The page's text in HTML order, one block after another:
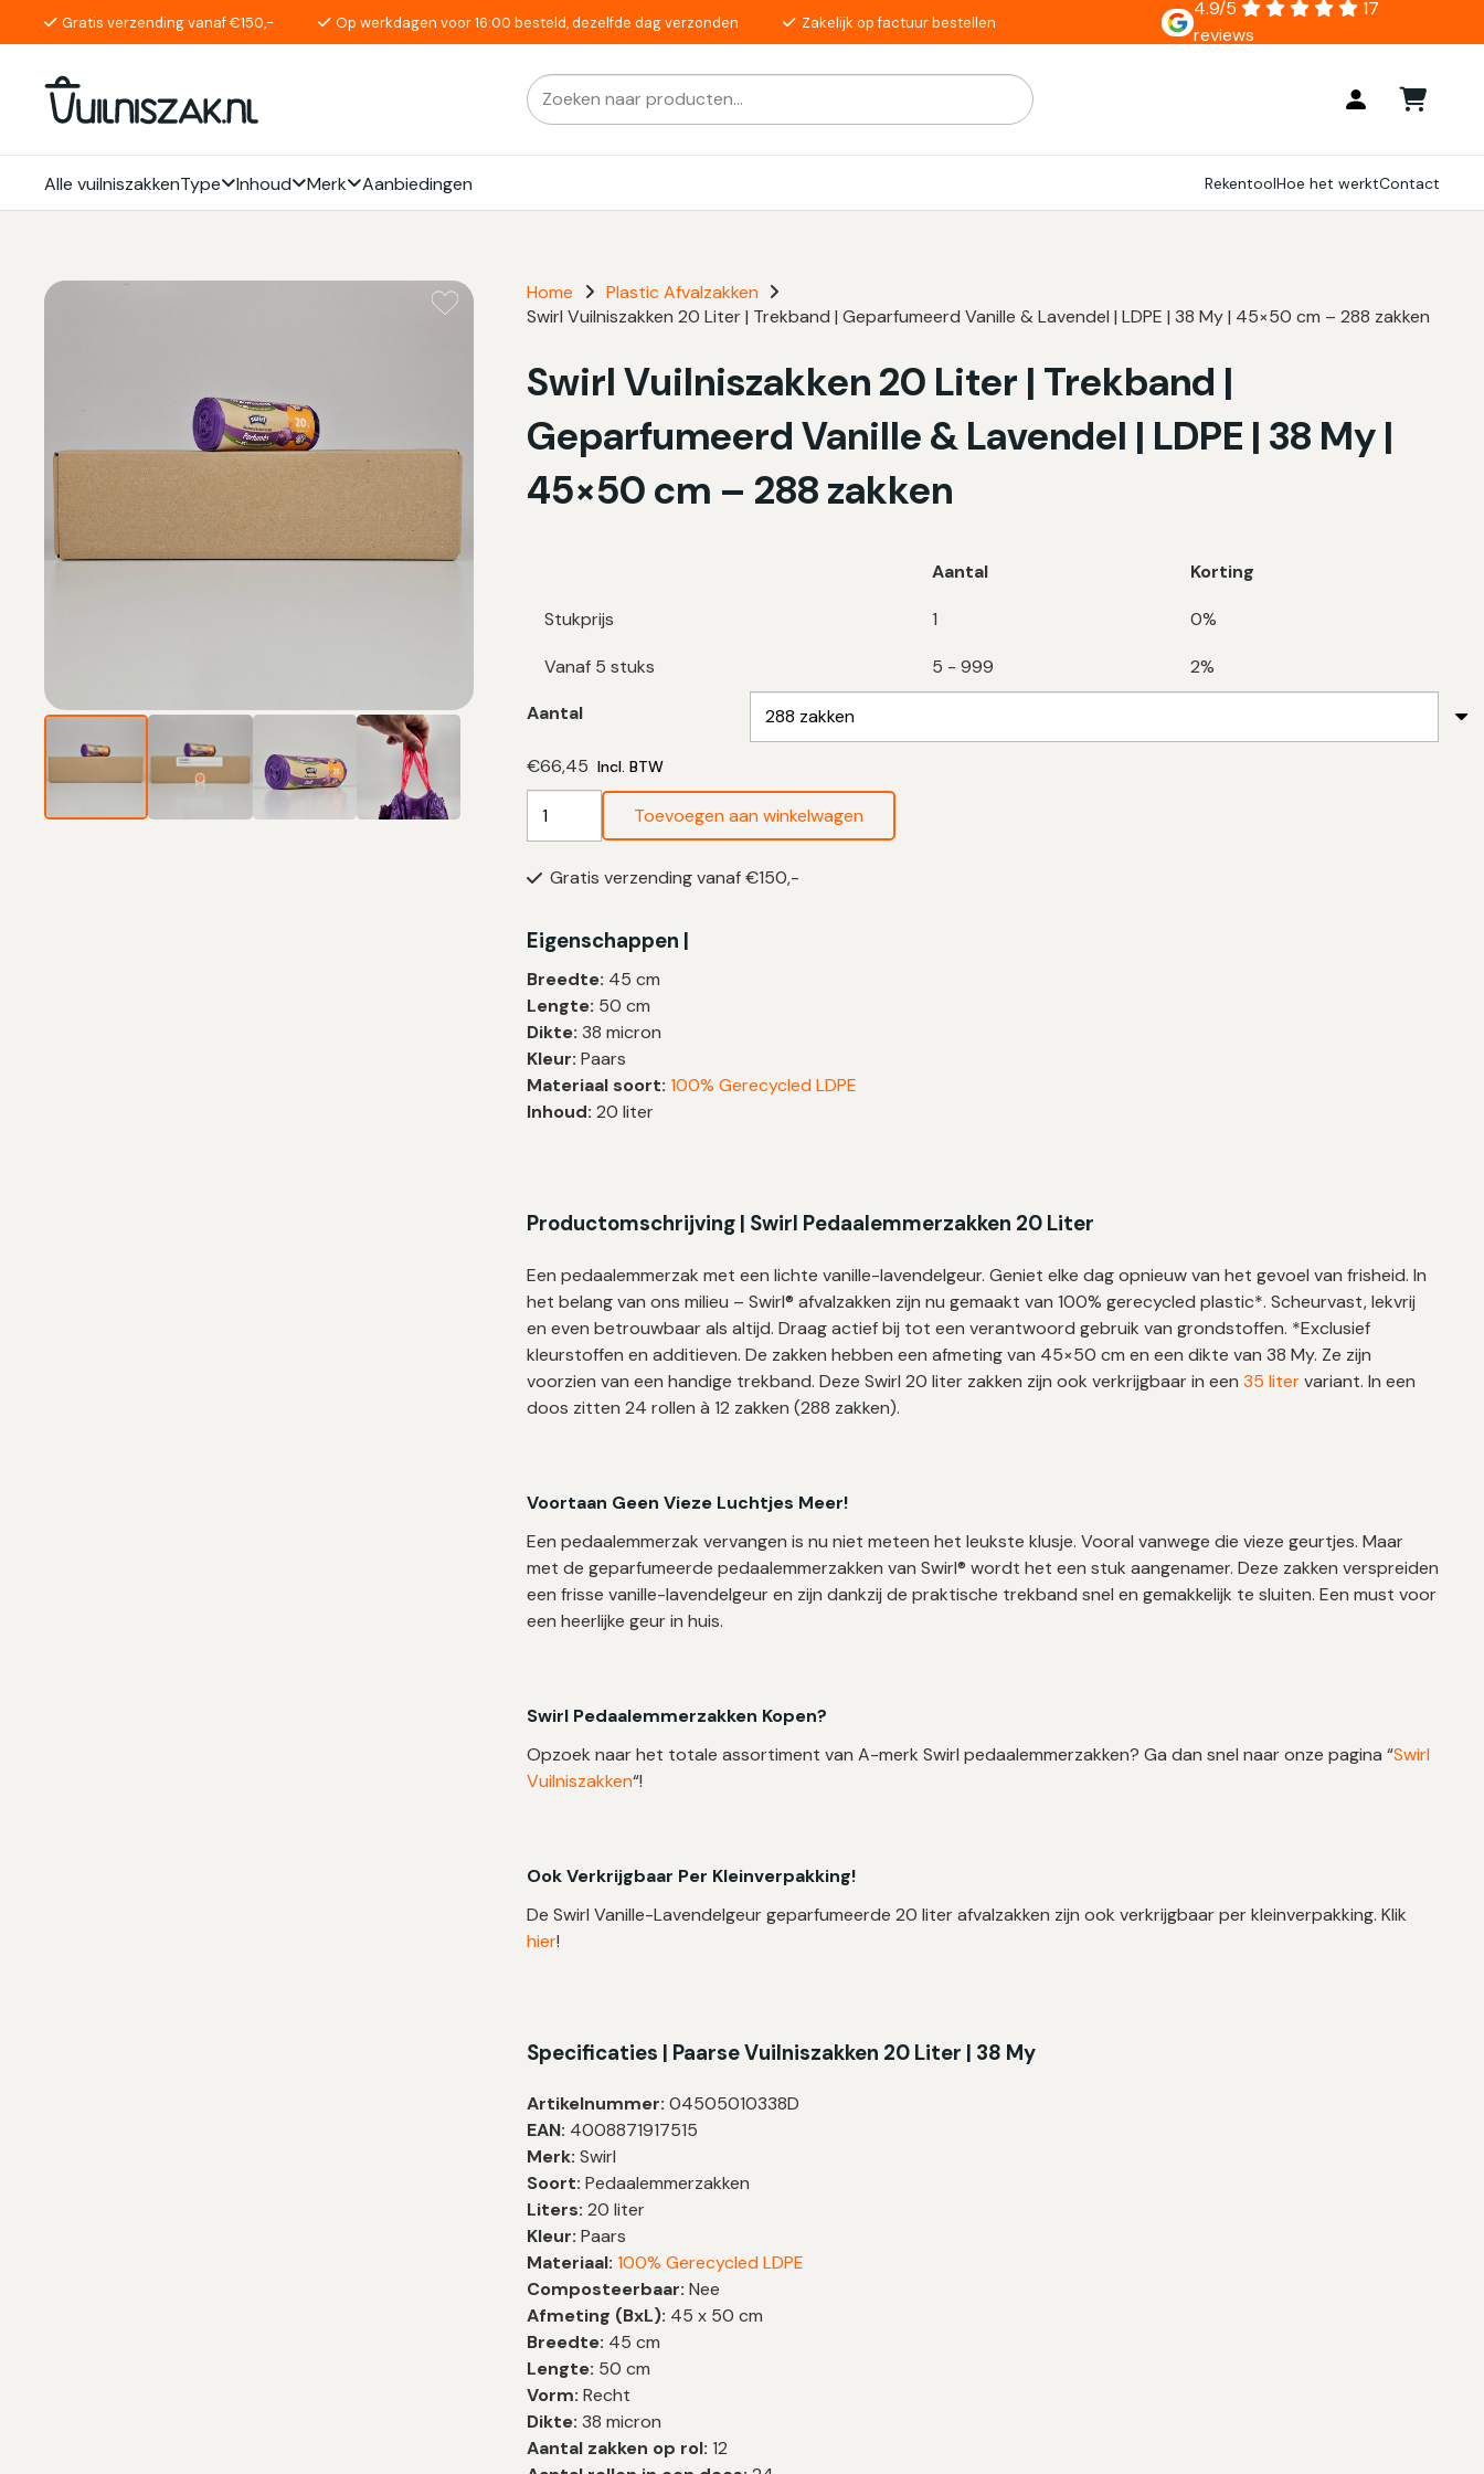
Gratis verzending vanaf €150,- Op werkdagen voor 16:00 besteld, dezelfde dag verzonden Zakelijk op factuur bestellen
4.9/5
17
reviews
Zoeken
naar:
Als de resultaten voor automatisch aanvullen beschikbaar zijn, gebruik de pijlen om omhoog en omlaag te gaan
Alle vuilniszakkenType Inhoud Merk Aanbiedingen RekentoolHoe het werktContact
Home
Plastic Afvalzakken
Swirl Vuilniszakken 20 Liter | Trekband | Geparfumeerd Vanille & Lavendel | LDPE | 38 My | 45×50 cm – 288 zakken
Swirl Vuilniszakken 20 Liter | Trekband |
Geparfumeerd Vanille & Lavendel | LDPE | 38 My |
45×50 cm – 288 zakken
Aantal Korting
Stukprijs 1 0%
Vanaf 5 stuks 5 - 999
2%
Aantal
€66,45 Incl. BTW
Vuilniszakken
Liter
Trekband
Geparfumeerd
Vanille
&
Lavendel
|
LDPE
|
cm
–
288
zakken
aantal
Toevoegen aan winkelwagen
Gratis verzending vanaf €150,-
Eigenschappen |
Breedte: 45 cm
Lengte: 50 cm
Dikte: 38 micron
Kleur: Paars
Materiaal soort: 100% Gerecycled LDPE
Inhoud: 20 liter
Productomschrijving | Swirl Pedaalemmerzakken 20 Liter
Een pedaalemmerzak met een lichte vanille-lavendelgeur.Geniet elke dag opnieuw van het gevoel van frisheid. In
het belang van ons milieu – Swirl® afvalzakken zijn nu gemaakt van 100% gerecycled plastic*. Scheurvast, lekvrij
en even betrouwbaar als altijd. Draag actief bij tot een verantwoord gebruik van grondstoffen. *Exclusief
kleurstoffen en additieven. De zakken hebben een afmeting van 45×50 cm en een dikte van 38 My. Ze zijn
voorzien van een handige trekband. Deze Swirl 20 liter zakken zijn ook verkrijgbaar in een35 litervariant. In een
doos zitten 24 rollen à 12 zakken (288 zakken).
Voortaan Geen Vieze Luchtjes Meer!
Een pedaalemmerzak vervangen is nu niet meteen het leukste klusje. Vooral vanwege die vieze geurtjes. Maar
met de geparfumeerde pedaalemmerzakken van Swirl® wordt het een stuk aangenamer. Deze zakken verspreiden
een frisse vanille-lavendelgeur en zijn dankzij de praktische trekband snel en gemakkelijk te sluiten. Een must voor
een heerlijke geur in huis.
Swirl Pedaalemmerzakken Kopen?
Opzoek naar het totale assortiment van A-merk Swirl pedaalemmerzakken? Ga dan snel naar onze pagina “Swirl
Vuilniszakken“!
Ook Verkrijgbaar Per Kleinverpakking!
De Swirl Vanille-Lavendelgeur geparfumeerde 20 liter afvalzakken zijn ook verkrijgbaar per kleinverpakking. Klik
hier!
Specificaties | Paarse Vuilniszakken 20 Liter | 38 My
Artikelnummer: 04505010338D
EAN: 4008871917515
Merk: Swirl
Soort: Pedaalemmerzakken
Liters: 20 liter
Kleur: Paars
Materiaal: 100% Gerecycled LDPE
Composteerbaar:Nee
Afmeting (BxL): 45 x 50 cm
Breedte: 45 cm
Lengte: 50 cm
Vorm: Recht
Dikte: 38 micron
Aantal zakken op rol: 12